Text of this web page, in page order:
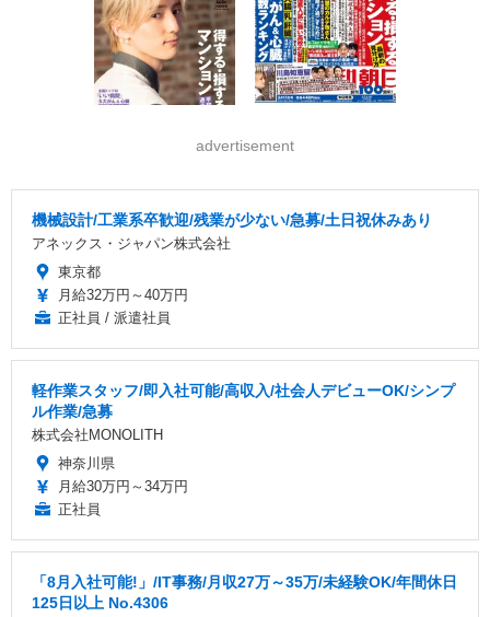
advertisement
機械設計/工業系卒歓迎/残業が少ない/急募/土日祝休みあり
アネックス・ジャパン株式会社
東京都
月給32万円～40万円
正社員 / 派遣社員
軽作業スタッフ/即入社可能/高収入/社会人デビューOK/シンプ
ル作業/急募
株式会社MONOLITH
神奈川県
月給30万円～34万円
正社員
「8月入社可能!」/IT事務/月収27万～35万/未経験OK/年間休日
125日以上 No.4306